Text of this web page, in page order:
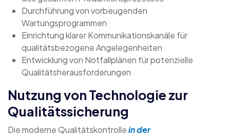
Durchführung von vorbeugenden
Wartungsprogrammen
Einrichtung klarer Kommunikationskanäle für
qualitätsbezogene Angelegenheiten
Entwicklung von Notfallplänen für potenzielle
Qualitätsherausforderungen
Nutzung von Technologie zur
Qualitätssicherung
Die moderne Qualitätskontrollein der